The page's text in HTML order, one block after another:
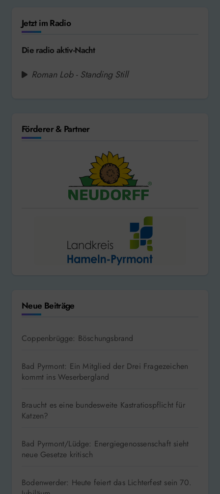
Jetzt im Radio
Die radio aktiv-Nacht
Roman Lob - Standing Still
Förderer & Partner
Neue Beiträge
Coppenbrügge: Böschungsbrand
Bad Pyrmont: Ein Mitglied der Drei Fragezeichen
kommt ins Weserbergland
Braucht es eine bundesweite Kastratiospflicht für
Katzen?
Bad Pyrmont/Lüdge: Energiegenossenschaft sieht
neue Gesetze kritisch
Bodenwerder: Heute feiert das Lichterfest sein 70.